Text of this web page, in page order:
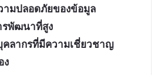
ามปลอดภัยของข้อมูล
พัฒนาที่สูง
ลากรที่มีความเชี่ยวชาญ
ง